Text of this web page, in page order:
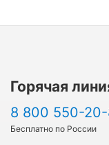
Горячая
8 800 550-
Бесплатно по России